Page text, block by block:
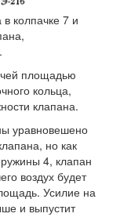
колпачке 7 и
площадью
кольца,
клапана.
уравновешено
но как
4, клапан
воздух будет
Усилие на
и выпустит